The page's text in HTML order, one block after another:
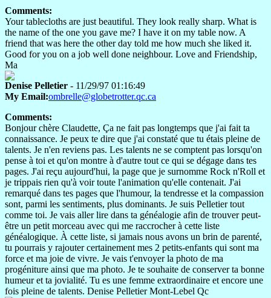
Comments:
Your tablecloths are just beautiful. They look really sharp. What is
the name of the one you gave me? I have it on my table now. A
friend that was here the other day told me how much she liked it.
Good for you on a job well done neighbour. Love and Friendship,
Ma
Denise Pelletier - 11/29/97 01:16:49
My Email:ombrelle@globetrotter.qc.ca
Comments:
Bonjour chère Claudette, Ça ne fait pas longtemps que j'ai fait ta
connaissance. Je peux te dire que j'ai constaté que tu étais pleine de
talents. Je n'en reviens pas. Les talents ne se comptent pas lorsqu'on
pense à toi et qu'on montre à d'autre tout ce qui se dégage dans tes
pages. J'ai reçu aujourd'hui, la page que je surnomme Rock n'Roll et
je trippais rien qu'à voir toute l'animation qu'elle contenait. J'ai
remarqué dans tes pages que l'humour, la tendresse et la compassion
sont, parmi les sentiments, plus dominants. Je suis Pelletier tout
comme toi. Je vais aller lire dans ta généalogie afin de trouver peut-
être un petit morceau avec qui me raccrocher à cette liste
généalogique. À cette liste, si jamais nous avons un brin de parenté,
tu pourrais y rajouter certainement mes 2 petits-enfants qui sont ma
force et ma joie de vivre. Je vais t'envoyer la photo de ma
progéniture ainsi que ma photo. Je te souhaite de conserver ta bonne
humeur et ta jovialité. Tu es une femme extraordinaire et encore une
fois pleine de talents. Denise Pelletier Mont-Lebel Qc